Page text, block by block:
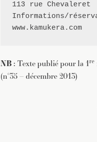
113 rue Chevaleret
Informations/
www.kamukera.com
NB : Texte publié pour la 1re
(n°35 – décembre 2013)